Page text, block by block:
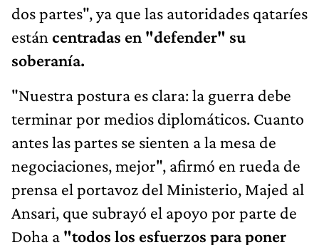
dos partes", ya que las autoridades qataríes
están centradas en "defender" su
soberanía.
"Nuestra postura es clara: la guerra debe
terminar por medios diplomáticos. Cuanto
antes las partes se sienten a la mesa de
negociaciones, mejor", afirmó en rueda de
prensa el portavoz del Ministerio, Majed al
Ansari, que subrayó el apoyo por parte de
Doha a "todos los esfuerzos para poner